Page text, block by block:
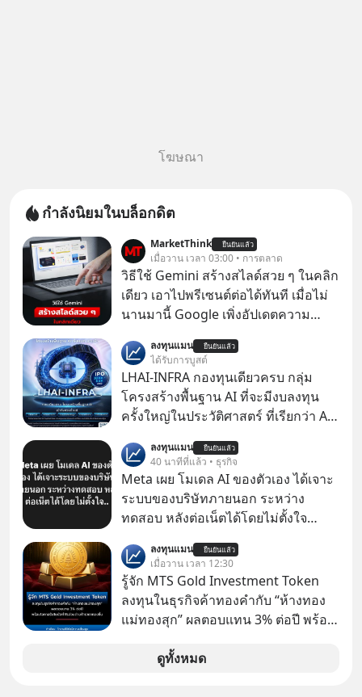
โฆษณา
กำลังนิยมในบล็อกดิต
MarketThink ยืนยันแล้ว
เมื่อวาน เวลา 03:00 • การตลาด
วิธีใช้ Gemini สร้างสไลด์สวย ๆ ในคลิก
เดียว เอาไปพรีเซนต์ต่อได้ทันที เมื่อไม่
นานมานี้ Google เพิ่งอัปเดตความ
สามารถใช้ Gemini ช่วยสร้างสไลด์นำ
เสนอแบบสวย ๆ ได้ในคลิกเดียว ไม่ต้อง
เสียเวลาทำเองอีกต่อไป
ลงทุนแมน ยืนยันแล้ว
ได้รับการบูสต์
LHAI-INFRA กองทุนเดียวครบ กลุ่ม
โครงสร้างพื้นฐาน AI ที่จะมีงบลงทุน
ครั้งใหญ่ในประวัติศาสตร์ ที่เรียกว่า AI
1 เดือนที่ผ่านมา แต่ความจริงคือทั่วโลก
ยังเดินหน้าลงทุน AI อย่างต่อเนื่อง ซึ่ง
ต้องการโครงสร้างพื้นฐานด้าน AI
จำนวนมาก ตั้งแต่เมโมรีชิป เก็บข้อมูล
ลงทุนแมน ยืนยันแล้ว
40 นาทีที่แล้ว • ธุรกิจ
Meta เผย โมเดล AI ของตัวเอง ได้เจาะ
ระบบของบริษัทภายนอก ระหว่าง
ทดสอบ หลังต่อเน็ตได้โดยไม่ตั้งใจ
ในโมเดล AI ของบริษัท สามารถเชื่อม
ต่ออินเทอร์เน็ต และเจาะเข้าระบบของ
บริการภายนอกรายหนึ่งได้ ระหว่างการ
ทดสอบความปลอดภัยไซเบอร์
ลงทุนแมน ยืนยันแล้ว
เมื่อวาน เวลา 12:30
รู้จัก MTS Gold Investment Token
ลงทุนในธุรกิจค้าทองคำกับ “ห้างทอง
แม่ทองสุก” ผลตอบแทน 3% ต่อปี พร้อม
ทองขึ้น / ลงทุนแมนจะเล่าให้ฟัง x MTS
ดูทั้งหมด